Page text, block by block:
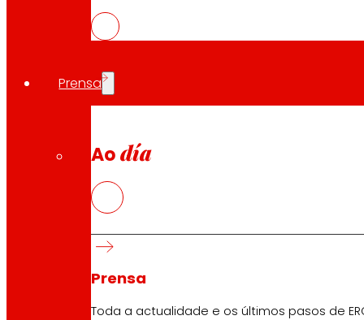
Prensa
Ao día
Prensa
Toda a actualidade e os últimos pasos de